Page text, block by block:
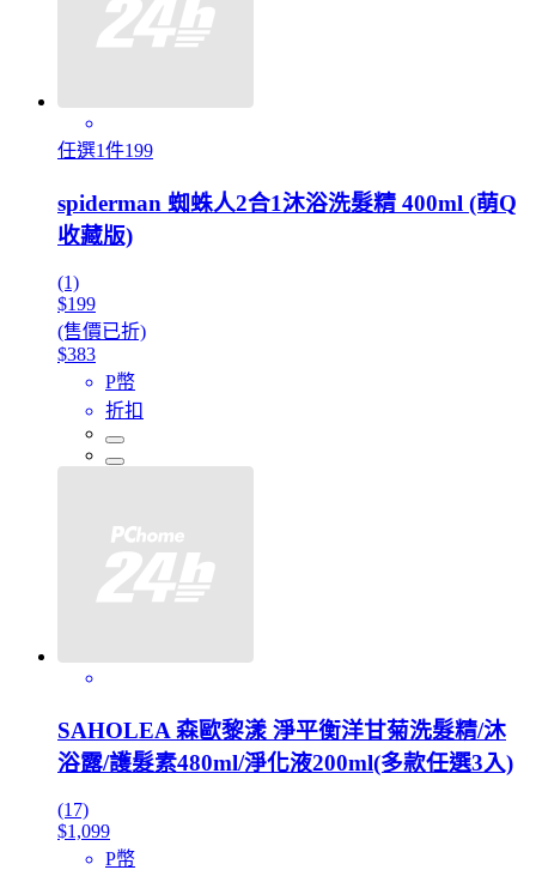
任選1件199
spiderman 蜘蛛人2合1沐浴洗髮精 400ml (萌Q
收藏版)
(1)
$199
(售價已折)
$383
P幣
折扣
SAHOLEA 森歐黎漾 淨平衡洋甘菊洗髮精/沐
浴露/護髮素480ml/淨化液200ml(多款任選3入)
(17)
$1,099
P幣